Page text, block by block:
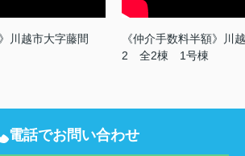
》川越市大字藤間
《仲介手数料半額》川
2 全2棟 1号棟
電話でお問い合わせ